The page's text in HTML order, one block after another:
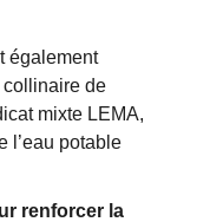
également
collinaire de
mixte LEMA,
l’eau potable
renforcer la